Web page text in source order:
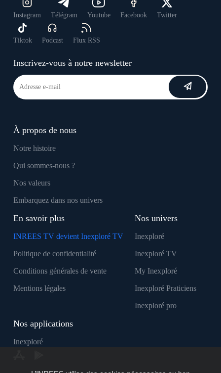
Instagram Télégram Youtube Facebook Twitter
Tiktok Podcast Flux RSS
Inscrivez-vous à notre newsletter
À propos de nous
Notre histoire
Qui sommes-nous ?
Nos valeurs
Embarquez dans nos univers
En savoir plus
INREES TV devient Inexploré TV
Politique de confidentialité
Conditions générales de vente
Mentions légales
Nos univers
Inexploré
Inexploré TV
My Inexploré
Inexploré Praticiens
Inexploré pro
Nos applications
Inexploré